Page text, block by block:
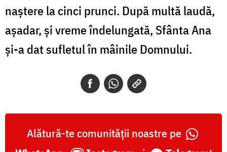
naştere la cinci prunci. După multă laudă,
aşadar, şi vreme îndelungată, Sfânta Ana
şi-a dat sufletul în mâinile Domnului.
Alătură-te comunității noastre pe